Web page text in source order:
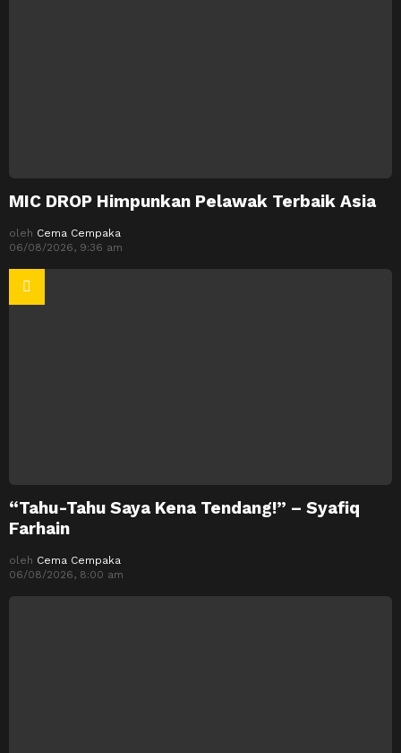
MIC DROP Himpunkan Pelawak Terbaik Asia
oleh Cema Cempaka
06/08/2026, 9:36 am
“Tahu-Tahu Saya Kena Tendang!” – Syafiq
Farhain
oleh Cema Cempaka
06/08/2026, 8:00 am